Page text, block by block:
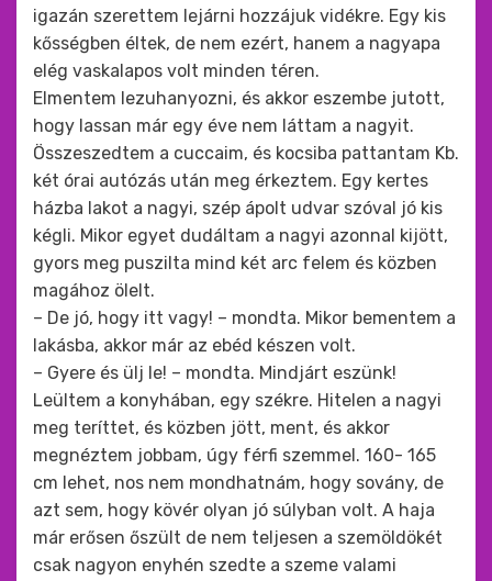
igazán szerettem lejárni hozzájuk vidékre. Egy kis
kősségben éltek, de nem ezért, hanem a nagyapa
elég vaskalapos volt minden téren.
Elmentem lezuhanyozni, és akkor eszembe jutott,
hogy lassan már egy éve nem láttam a nagyit.
Összeszedtem a cuccaim, és kocsiba pattantam Kb.
két órai autózás után meg érkeztem. Egy kertes
házba lakot a nagyi, szép ápolt udvar szóval jó kis
kégli. Mikor egyet dudáltam a nagyi azonnal kijött,
gyors meg puszilta mind két arc felem és közben
magához ölelt.
– De jó, hogy itt vagy! – mondta. Mikor bementem a
lakásba, akkor már az ebéd készen volt.
– Gyere és ülj le! – mondta. Mindjárt eszünk!
Leültem a konyhában, egy székre. Hitelen a nagyi
meg teríttet, és közben jött, ment, és akkor
megnéztem jobbam, úgy férfi szemmel. 160- 165
cm lehet, nos nem mondhatnám, hogy sovány, de
azt sem, hogy kövér olyan jó súlyban volt. A haja
már erősen őszült de nem teljesen a szemöldökét
csak nagyon enyhén szedte a szeme valami